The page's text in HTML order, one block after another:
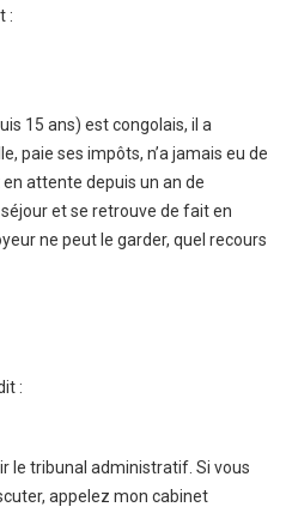
:
15 ans) est congolais, il a
paie ses impôts, n’a jamais eu de
attente depuis un an de
et se retrouve de fait en
ne peut le garder, quel recours
:
le tribunal administratif. Si vous
appelez mon cabinet